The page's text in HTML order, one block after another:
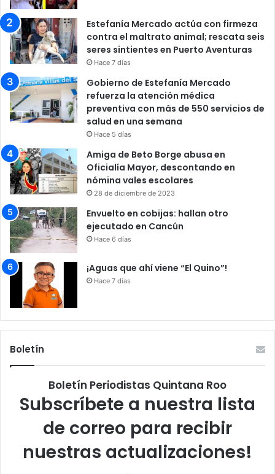
Estefanía Mercado actúa con firmeza
contra el maltrato animal; rescata seis
seres sintientes en Puerto Aventuras
Hace 7 días
Gobierno de Estefanía Mercado
refuerza la atención médica
preventiva con más de 550 servicios de
salud en una semana
Hace 5 días
Amiga de Beto Borge abusa en
Oficialía Mayor, descontando en
nómina vales escolares
28 de diciembre de 2023
Envuelto en cobijas: hallan otro
ejecutado en Cancún
Hace 6 días
¡Aguas que ahí viene “El Quino”!
Hace 7 días
Boletín
Boletín Periodistas Quintana Roo
Subscríbete a nuestra lista
de correo para recibir
nuestras actualizaciones!